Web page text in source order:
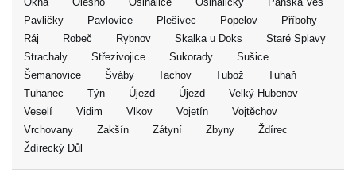
Pavličky
Pavlovice Plešivec Popelov
Příbohy
Ráj
Robeč Rybnov Skalka u Doks
Staré Splavy
Strachaly
Střezivojice Sukorady
Sušice
Šemanovice
Šváby Tachov Tubož
Tuhaň
Tuhanec
Týn Újezd Újezd
Velký Hubenov
Veselí
Vidim Vlkov Vojetín
Vojtěchov
Vrchovany
Zakšín Zátyní Zbyny
Ždírec
Ždírecký Důl